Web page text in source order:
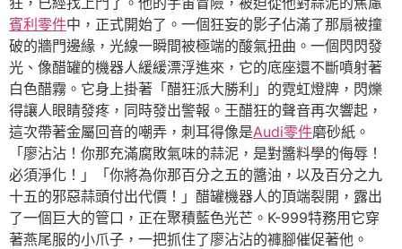
賓利零件中，正式開始了。一個狂妄的影子佔滿了那扇被撞
破的牆門邊緣，光線一瞬間被極端的酸氣扭曲。一個閃閃發
光、像醋罐的機器人緩緩漂浮進來，它的底座還不斷噴射著
白色醋霧。它身上掛著「醋狂派大勝利」的霓虹燈牌，閃爍
得讓人眼睛發疼，同時發出警報。王醋狂的聲音再次響起，
這次帶著金屬回音的嘲弄，刺耳得像是Audi零件磨砂紙。
「廖沾沾！你那充滿腐敗氣味的蒜泥，是對醬料學的侮辱！
必須淨化！」「你將為你那百分之五的醬油，以及百分之九
十五的邪惡蒜頭付出代價！」醋罐機器人的頂端裂開，露出
了一個巨大的管口，正在聚積藍色光芒。K-999特務用它穿
著燕尾服的小爪子，一把抓住了廖沾沾的褲腳催促著他。